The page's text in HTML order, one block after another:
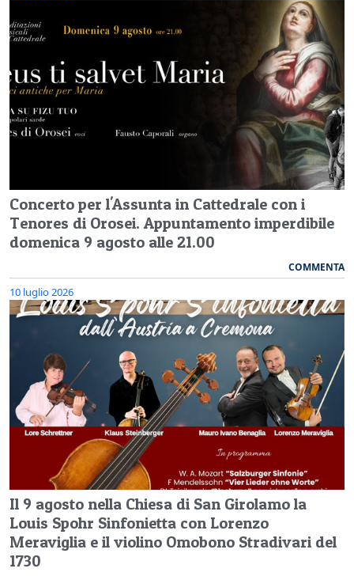
Concerto per l'Assunta in Cattedrale con i
Tenores di Orosei. Appuntamento imperdibile
domenica 9 agosto alle 21.00
COMMENTA
10 luglio 2026
Il 9 agosto nella Chiesa di San Girolamo la
Louis Spohr Sinfonietta con Lorenzo
Meraviglia e il violino Omobono Stradivari del
1730